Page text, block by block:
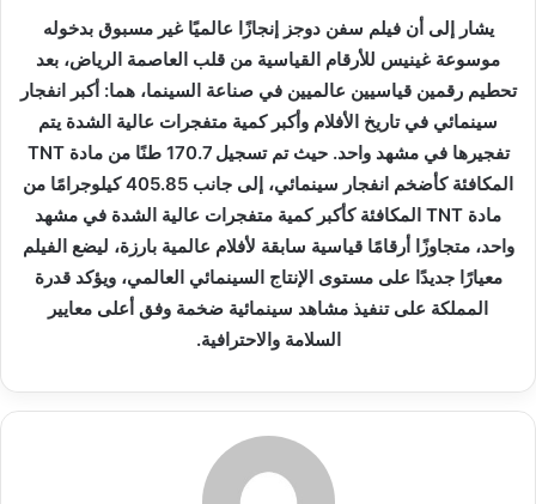
يشار إلى أن فيلم سفن دوجز إنجازًا عالميًا غير مسبوق بدخوله
موسوعة غينيس للأرقام القياسية من قلب العاصمة الرياض، بعد
تحطيم رقمين قياسيين عالميين في صناعة السينما، هما: أكبر انفجار
سينمائي في تاريخ الأفلام وأكبر كمية متفجرات عالية الشدة يتم
تفجيرها في مشهد واحد. حيث تم تسجيل 170.7 طنًا من مادة TNT
المكافئة كأضخم انفجار سينمائي، إلى جانب 405.85 كيلوجرامًا من
مادة TNT المكافئة كأكبر كمية متفجرات عالية الشدة في مشهد
واحد، متجاوزًا أرقامًا قياسية سابقة لأفلام عالمية بارزة، ليضع الفيلم
معيارًا جديدًا على مستوى الإنتاج السينمائي العالمي، ويؤكد قدرة
المملكة على تنفيذ مشاهد سينمائية ضخمة وفق أعلى معايير
السلامة والاحترافية.